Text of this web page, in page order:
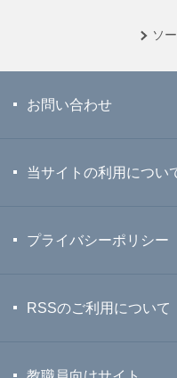
ソ
お問い合わせ
当サイトの利用につい
プライバシーポリシー
RSSのご利用について